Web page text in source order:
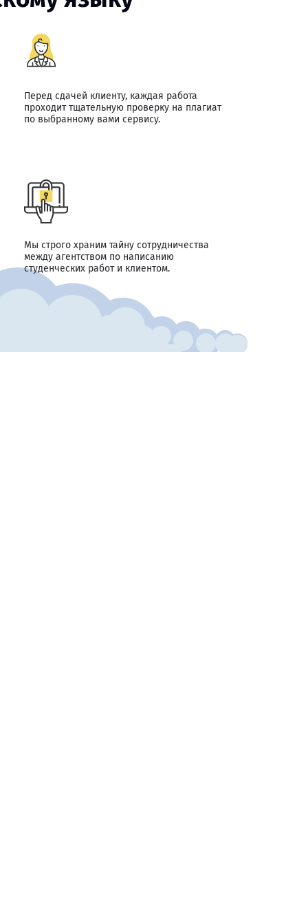
Перед сдачей клиенту, каждая работа
проходит тщательную проверку на плагиат
по выбранному вами сервису.
Мы строго храним тайну сотрудничества
между агентством по написанию
студенческих работ и клиентом.